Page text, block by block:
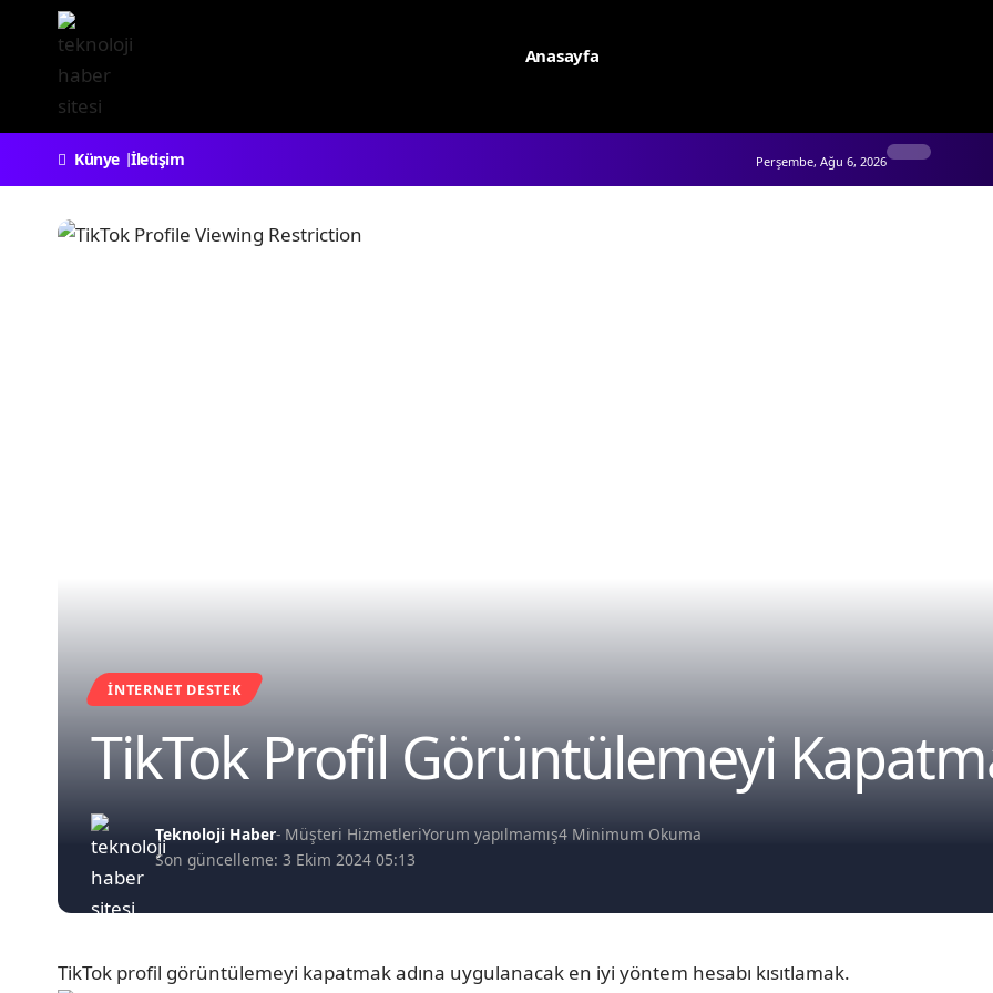
Anasayfa
Künye İletişim Perşembe, Ağu 6, 2026
İNTERNET DESTEK
TikTok Profil Görüntülemeyi
Son güncelleme: 3 Ekim 2024 05:13
Teknoloji Haber- Müşteri HizmetleriYorum yapılmamış4 Minimum Okuma
TikTok profil görüntülemeyi kapatmak adına uygulanacak en iyi yöntem hesabı kısıtlamak.